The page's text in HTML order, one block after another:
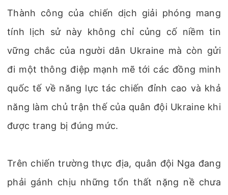
Thành công của chiến dịch giải phóng mang
tính lịch sử này không chỉ củng cố niềm tin
vững chắc của người dân Ukraine mà còn gửi
đi một thông điệp mạnh mẽ tới các đồng minh
quốc tế về năng lực tác chiến đỉnh cao và khả
năng làm chủ trận thế của quân đội Ukraine khi
được trang bị đúng mức.
Trên chiến trường thực địa, quân đội Nga đang
phải gánh chịu những tổn thất nặng nề chưa